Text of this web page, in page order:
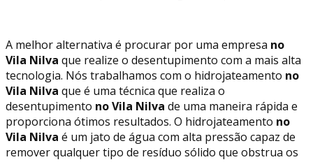
A melhor alternativa é procurar por uma empresa no
Vila Nilva que realize o desentupimento com a mais alta
tecnologia. Nós trabalhamos com o hidrojateamento no
Vila Nilva que é uma técnica que realiza o
desentupimento no Vila Nilva de uma maneira rápida e
proporciona ótimos resultados. O hidrojateamento no
Vila Nilva é um jato de água com alta pressão capaz de
remover qualquer tipo de resíduo sólido que obstrua os